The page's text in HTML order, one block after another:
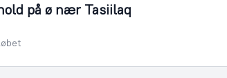
på ø nær Tasiilaq